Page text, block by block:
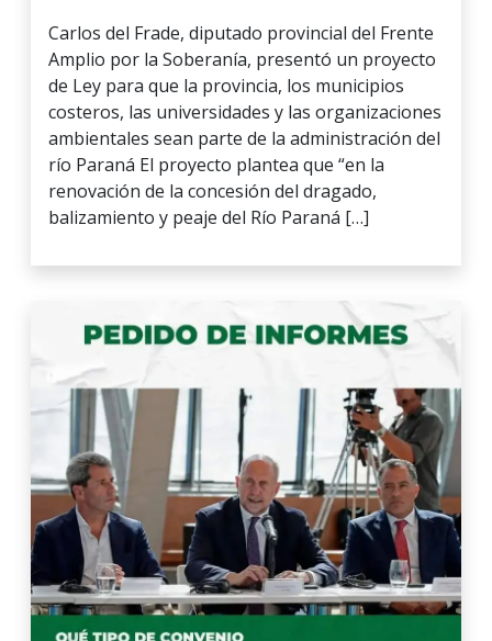
Carlos del Frade, diputado provincial del Frente
Amplio por la Soberanía, presentó un proyecto
de Ley para que la provincia, los municipios
costeros, las universidades y las organizaciones
ambientales sean parte de la administración del
río Paraná El proyecto plantea que “en la
renovación de la concesión del dragado,
balizamiento y peaje del Río Paraná […]